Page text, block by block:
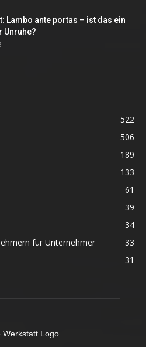
Lambo ante portas – ist das ein
Unruhe?
522
506
189
133
61
39
34
für Unternehmer
33
31